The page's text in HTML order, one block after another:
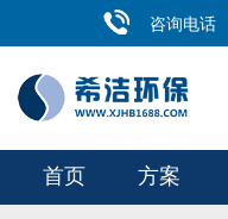
咨询电话
首页 方案